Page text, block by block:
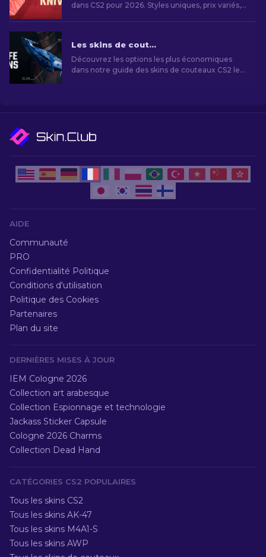
dans CS2 pour 2026. Styles uniques, prix variés,
Les skins de couteaux CS2 les moins chers [2026]
Découvrez les options les plus économiques
dans notre guide des skins de couteaux CS2 les
AIDE
Communauté
PRO
Confidentialité Politique
Conditions d'utilisation
Politique des Cookies
Partenaires
Plan du site
DERNIÈRES MISES À JOUR
IEM Cologne 2026
Collection art arabesque
Collection Espionnage et technologie
Jackass Sticker Capsule
Cologne 2026 Charms
Collection Dead Hand
CATÉGORIES CS2 POPULAIRES
Tous les skins CS2
Tous les skins AK-47
Tous les skins M4A1-S
Tous les skins AWP